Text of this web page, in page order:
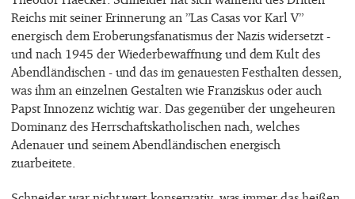
Reichs mit seiner Erinnerung an ”Las Casas vor Karl V”
energisch dem Eroberungsfanatismus der Nazis widersetzt -
und nach 1945 der Wiederbewaffnung und dem Kult des
Abendländischen - und das im genauesten Festhalten dessen,
was ihm an einzelnen Gestalten wie Franziskus oder auch
Papst Innozenz wichtig war. Das gegenüber der ungeheuren
Dominanz des Herrschaftskatholischen nach, welches
Adenauer und seinem Abendländischen energisch
zuarbeitete.